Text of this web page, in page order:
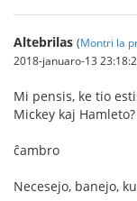
Altebrilas (Montri la
2018-januaro-13
Mi pensis, ke tio
Mickey kaj Hamleto?
ĉambro
Necesejo, banejo,